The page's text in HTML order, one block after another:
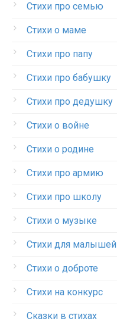
Стихи про семью
Стихи о маме
Стихи про папу
Стихи про бабушку
Стихи про дедушку
Стихи о войне
Стихи о родине
Стихи про армию
Стихи про школу
Стихи о музыке
Стихи для малышей
Стихи о доброте
Стихи на конкурс
Сказки в стихах